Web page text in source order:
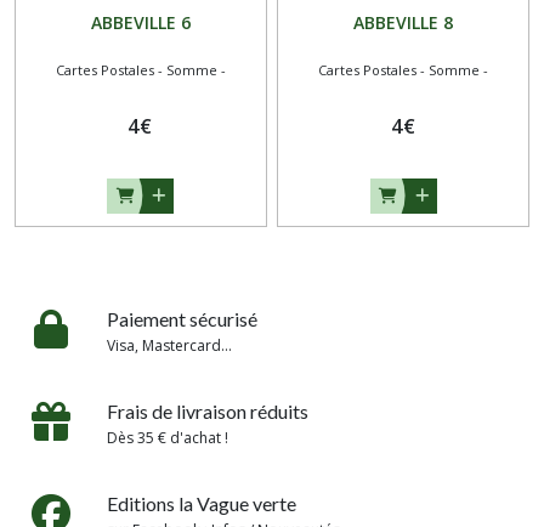
ABBEVILLE 6
Cartes Postales - Somme -
4€
ABBEVILLE 8
Cartes Postales - Somme -
4€
Paiement sécurisé
Visa, Mastercard...
Frais de livraison réduits
Dès 35 € d'achat !
Editions la Vague verte